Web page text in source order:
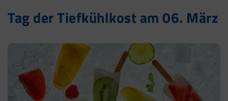
Tag der Tiefkühlkost am 06. März